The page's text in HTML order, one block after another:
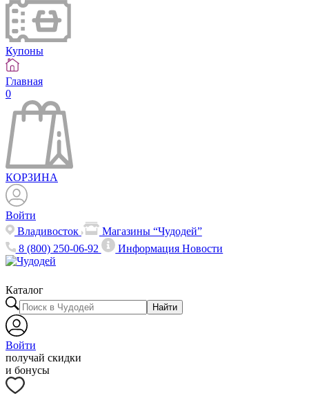
Купоны
Главная
0
КОРЗИНА
Войти
Владивосток
Магазины “Чудодей”
8 (800) 250-06-92
ИнформацияНовости
Каталог
Найти
Войти
получай скидки
и бонусы